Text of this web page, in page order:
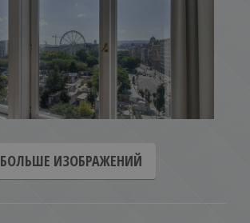
БОЛЬШЕ ИЗОБРАЖЕНИЙ